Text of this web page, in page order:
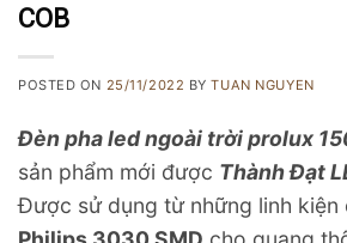
COB
POSTED ON 25/11/2022 BYTUAN NGUYEN
Đèn pha led ngoài trời prolux
sản phẩm mới được Thành Đạt
Được sử dụng từ những linh kiện